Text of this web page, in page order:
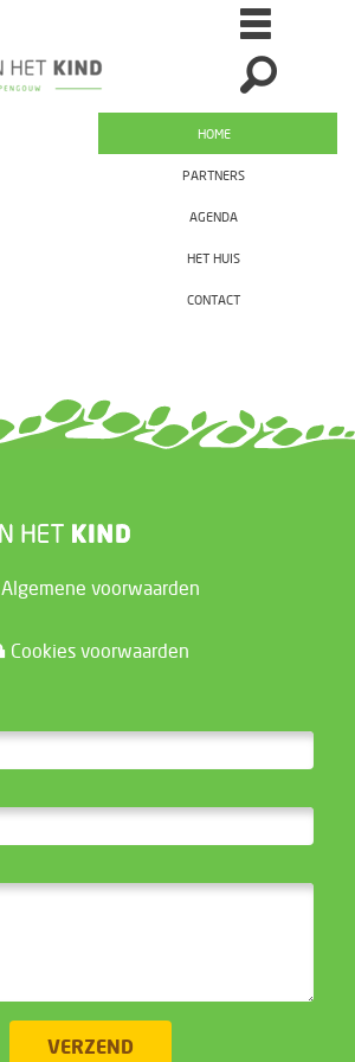
HOME
PARTNERS
AGENDA
HET HUIS
CONTACT
Algemene voorwaarden
Cookies voorwaarden
VERZEND